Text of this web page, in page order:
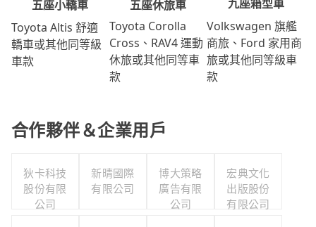
五座小轎車
Toyota Altis 舒適
轎車或其他同等級
車款
五座休旅車
Toyota Corolla
Cross、RAV4 運動
休旅或其他同等車
款
九座箱型車
Volkswagen 旗艦
商旅、Ford 家用商
旅或其他同等級車
款
合作夥伴＆企業用戶
狄卡科技
股份有限
公司
新晴國際
有限公司
博大策略
廣告有限
公司
宏典文化
出版股份
有限公司